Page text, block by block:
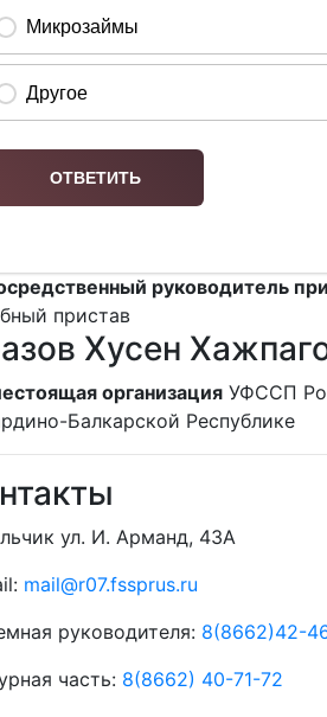
руководитель
пристав
Хусен
организация УФССП
Балкарской Республике
ул. И. Арманд, 43А
mail@r07.fssprus.ru
руководителя: 8(8662)42-
часть: 8(8662) 40-71-72